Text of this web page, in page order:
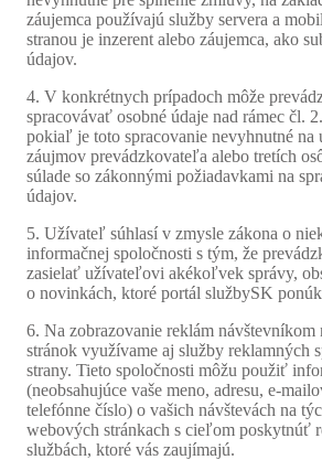
záujemca používajú služby servera a
stranou je inzerent alebo záujemca, ako
údajov.
4. V konkrétnych prípadoch môže
spracovávať osobné údaje nad rámec čl.
pokiaľ je toto spracovanie nevyhnutné na
záujmov prevádzkovateľa alebo tretích
súlade so zákonnými požiadavkami na
údajov.
5. Užívateľ súhlasí v zmysle zákona o
informačnej spoločnosti s tým, že
zasielať užívateľovi akékoľvek správy,
o novinkách, ktoré portál službySK
6. Na zobrazovanie reklám návštevníkom
stránok využívame aj služby reklamných
strany. Tieto spoločnosti môžu použiť
(neobsahujúce vaše meno, adresu, e-
telefónne číslo) o vašich návštevách na
webových stránkach s cieľom poskytnúť
službách, ktoré vás zaujímajú.